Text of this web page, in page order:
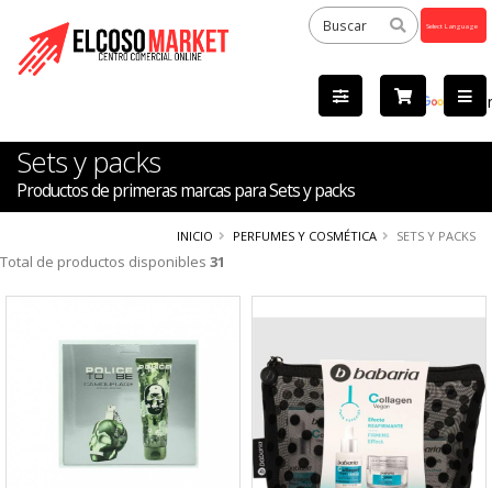
by
Sets y packs
Productos de primeras marcas para Sets y packs
INICIO PERFUMES Y COSMÉTICA SETS Y PACKS
Total de productos disponibles 31